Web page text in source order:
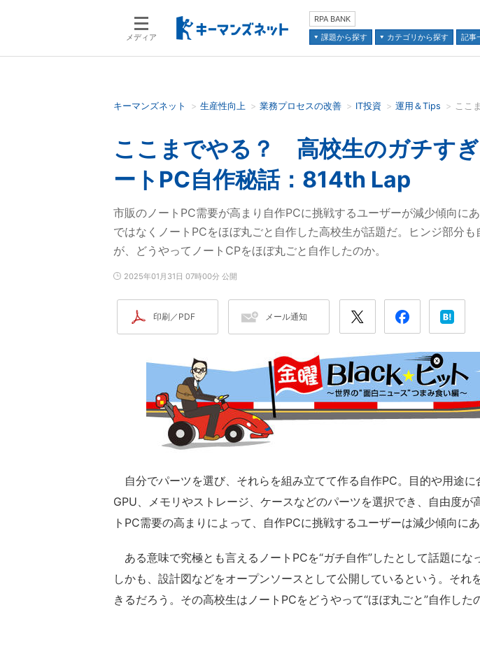
メディア
RPA BANK
課題から探す
カテゴリから探す 記事
検索語を入力してください
キーマンズネット 生産性向上 業務プロセスの改善 IT投資 運用＆Tips ここ
ここまでやる？ 高校生のガチす
ートPC自作秘話：814th Lap
市販のノートPC需要が高まり自作PCに挑戦するユーザーが減少傾向に
ではなくノートPCをほぼ丸ごと自作した高校生が話題だ。ヒンジ部分
が、どうやってノートCPをほぼ丸ごと自作したのか。
2025年01月31日 07時00分 公開
印刷／PDF メール通知
自分でパーツを選び、それらを組み立てて作る自作PC。目的や用途に
GPU、メモリやストレージ、ケースなどのパーツを選択でき、自由度が
トPC需要の高まりによって、自作PCに挑戦するユーザーは減少傾向にあ
ある意味で究極とも言えるノートPCを“ガチ自作”したとして話題にな
しかも、設計図などをオープンソースとして公開しているという。それ
きるだろう。その高校生はノートPCをどうやって“ほぼ丸ごと”自作した